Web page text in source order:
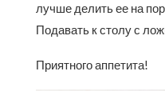
лучше делить ее на
Подавать к столу с
Приятного аппетита!